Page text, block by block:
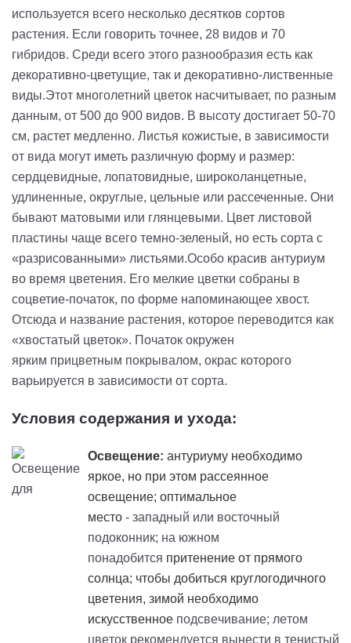
используется всего несколько десятков сортов
растения. Если говорить точнее, 28 видов и 70
гибридов. Среди всего этого разнообразия есть как
декоративно-цветущие, так и декоративно-лиственные
виды.Этот многолетний цветок насчитывает, по разным
данным, от 500 до 900 видов. В высоту достигает 50-70
см, растет медленно. Листья кожистые, в зависимости
от вида могут иметь различную форму и размер:
сердцевидные, лопатовидные, широколанцетные,
удлиненные, округлые, цельные или рассеченные. Они
бывают матовыми или глянцевыми. Цвет листовой
пластины чаще всего темно-зеленый, но есть сорта с
«разрисованными» листьями.Особо красив антуриум
во время цветения. Его мелкие цветки собраны в
соцветие-початок, по форме напоминающее хвост.
Отсюда и название растения, которое переводится как
«хвостатый цветок». Початок окружен
ярким прицветным покрывалом, окрас которого
варьируется в зависимости от сорта.
Условия содержания и ухода:
Освещение: антуриуму необходимо
яркое, но при этом рассеянное
освещение; оптимальное
место - западный или восточный
подоконник; на южном
понадобится притенение от прямого
солнца; чтобы добиться круглогодичного
цветения, зимой необходимо
искусственное подсвечивание; летом
цветок рекомендуется вынести в тенистый